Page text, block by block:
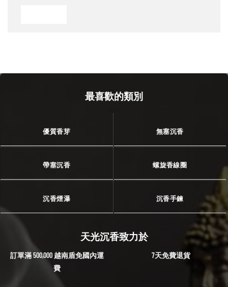
最喜歡的類別
優質香芽 無塞沉香
帶塞沉香 螺旋香線圈
沉香煙瀑 沉香手鍊
天光沉香致力於
訂單滿 500,000 越南盾免國內運
費
7天免費退貨